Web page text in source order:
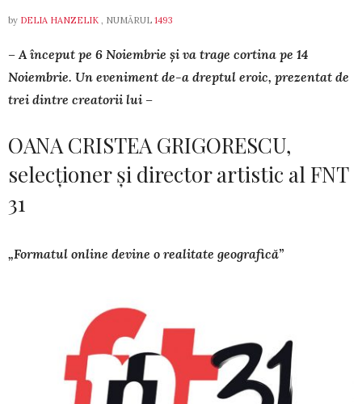
by DELIA HANZELIK , NUMĂRUL 1493
– A început pe 6 Noiembrie și va trage cortina pe 14
Noiem­brie. Un eveniment de-a dreptul eroic, prezentat de
trei dintre creatorii lui –
OANA CRISTEA GRIGORESCU,
selecționer și director artistic al FNT
31
„Formatul online devine o realitate geografică”